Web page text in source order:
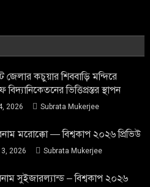
জেলার কচুয়ার শিববাড়ি মন্দিরে
ভিত্তিপ্রস্তর স্থাপন
2026 Subrata Mukerjee
মরোক্কো — বিশ্বকাপ ২০২৬ প্রিভিউ
2026 Subrata Mukerjee
সুইজারল্যান্ড – বিশ্বকাপ ২০২৬